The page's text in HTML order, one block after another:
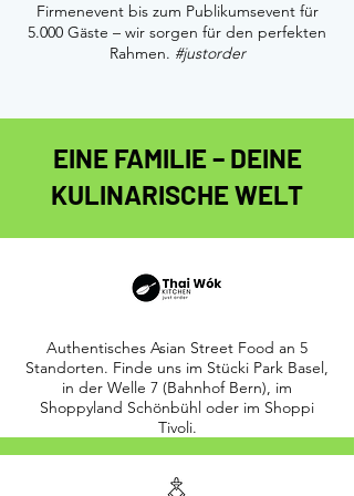
Firmenevent bis zum Publikumsevent für
5.000 Gäste – wir sorgen für den perfekten
Rahmen. #justorder
EINE FAMILIE – DEINE
KULINARISCHE WELT
Authentisches Asian Street Food an 5
Standorten. Finde uns im Stücki Park Basel,
in der Welle 7 (Bahnhof Bern), im
Shoppyland Schönbühl oder im Shoppi
Tivoli.